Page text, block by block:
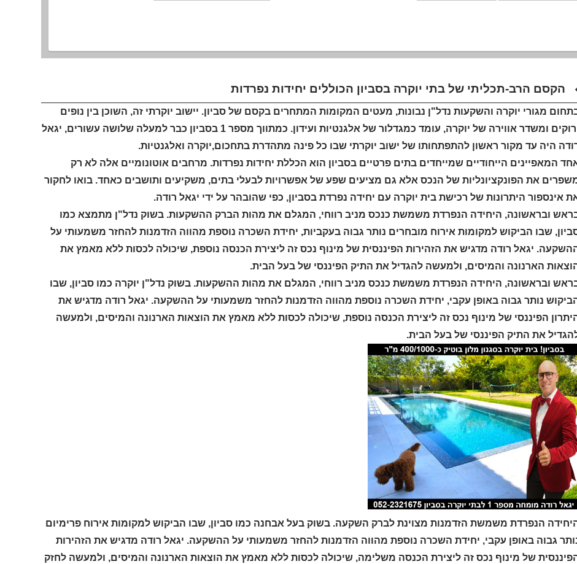
מגורי יוקרה והשקעות נדל"ן נבונות, מעטים המקומות המתחרים בקסם של סביון. יישוב יוקרתי זה, השוכן בין נופים
ירוקים ומשדר אווירה של יוקרה, עומד כמגדלור של אלגנטיות ועידון. כמתווך מספר 1 בסביון כבר למעלה שלושה עשורים, יגאל
היה עד מקור ראשון להתפתחותו של ישוב יוקרתי שבו כל פינה מתהדרת בתחכום,יוקרה ואלגנטיות.
המאפיינים הייחודיים שמייחדים בתים פרטיים בסביון הוא הכללת יחידות נפרדות. מרחבים אוטונומיים אלה לא רק
את הפונקציונליות של הנכס אלא גם מציעים שפע של אפשרויות לבעלי בתים, משקיעים ותושבים כאחד. בואו לחקור
אינספור היתרונות של רכישת בית יוקרה עם יחידה נפרדת בסביון, כפי שהובהר על ידי יגאל רודה.
ובראשונה, היחידה הנפרדת משמשת כנכס מניב רווחי, המגלם את מהות הברק ההשקעות. בשוק נדל"ן מתמצא כמו
שבו הביקוש למקומות אירוח מובחרים נותר גבוה בעקביות, יחידת השכרה נוספת מהווה הזדמנות להחזר משמעותי על
יגאל רודה מדגיש את הזהירות הפיננסית של מינוף נכס זה ליצירת הכנסה נוספת, שיכולה לכסות ללא מאמץ את
הארנונה והמיסים, ולמעשה להגדיל את התיק הפיננסי של בעל הבית.
ובראשונה, היחידה הנפרדת משמשת כנכס מניב רווחי, המגלם את מהות ההשקעות. בשוק נדל"ן יוקרה כמו סביון, שבו
נותר גבוה באופן עקבי, יחידת השכרה נוספת מהווה הזדמנות להחזר משמעותי על ההשקעה. יגאל רודה מדגיש את
הפיננסי של מינוף נכס זה ליצירת הכנסה נוספת, שיכולה לכסות ללא מאמץ את הוצאות הארנונה והמיסים, ולמעשה
את התיק הפיננסי של בעל הבית.
הנפרדת משמשת הזדמנות מצוינת לברק השקעה. בשוק בעל אבחנה כמו סביון, שבו הביקוש למקומות אירוח פרימיום
גבוה באופן עקבי, יחידת השכרה נוספת מהווה הזדמנות להחזר משמעותי על ההשקעה. יגאל רודה מדגיש את הזהירות
של מינוף נכס זה ליצירת הכנסה משלימה, שיכולה לכסות ללא מאמץ את הוצאות הארנונה והמיסים, ולמעשה לחזק